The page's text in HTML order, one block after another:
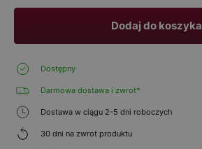
Dodaj do koszyka
Dostępny
Darmowa dostawa i zwrot*
Dostawa w ciągu 2-5 dni roboczych
30 dni na zwrot produktu